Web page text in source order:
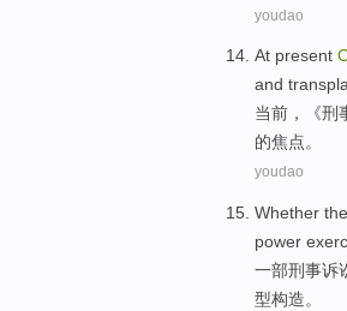
youdao
At present
and
当前 ，《刑
的焦点。
youdao
Whether the
power
一部刑事诉
型构造。